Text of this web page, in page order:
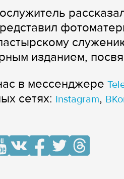
изданием,
в мессенджере
сетях: Instagram,